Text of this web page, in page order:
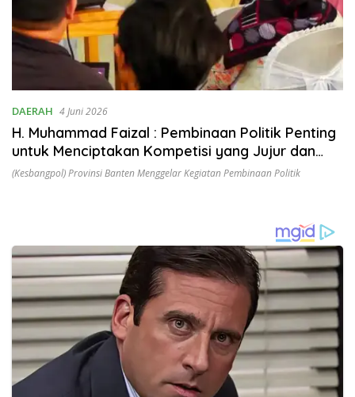
DAERAH 4 Juni 2026
H. Muhammad Faizal : Pembinaan Politik Penting
untuk Menciptakan Kompetisi yang Jujur dan
Berkualitas
(Kesbangpol) Provinsi Banten Menggelar Kegiatan Pembinaan Politik